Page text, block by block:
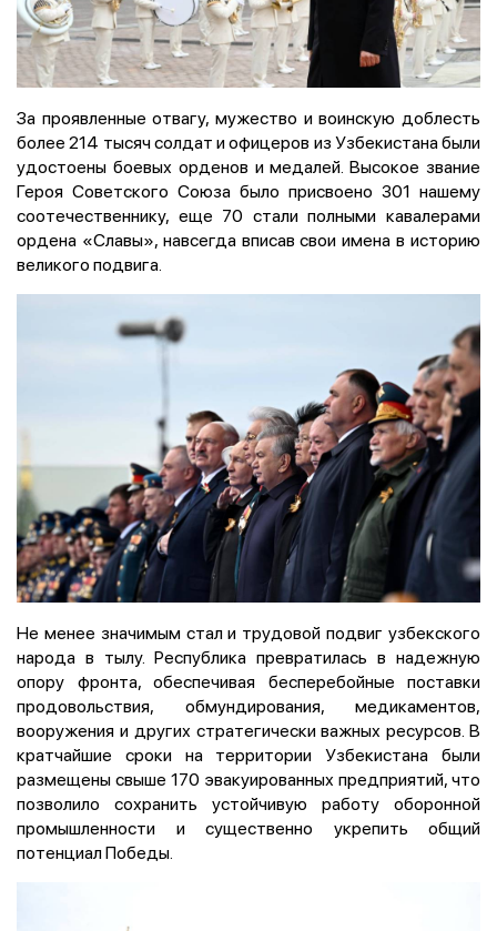
За проявленные отвагу, мужество и воинскую доблесть
более 214 тысяч солдат и офицеров из Узбекистана были
удостоены боевых орденов и медалей. Высокое звание
Героя Советского Союза было присвоено 301 нашему
соотечественнику, еще 70 стали полными кавалерами
ордена «Славы», навсегда вписав свои имена в историю
великого подвига.
Не менее значимым стал и трудовой подвиг узбекского
народа в тылу. Республика превратилась в надежную
опору фронта, обеспечивая бесперебойные поставки
продовольствия, обмундирования, медикаментов,
вооружения и других стратегически важных ресурсов. В
кратчайшие сроки на территории Узбекистана были
размещены свыше 170 эвакуированных предприятий, что
позволило сохранить устойчивую работу оборонной
промышленности и существенно укрепить общий
потенциал Победы.